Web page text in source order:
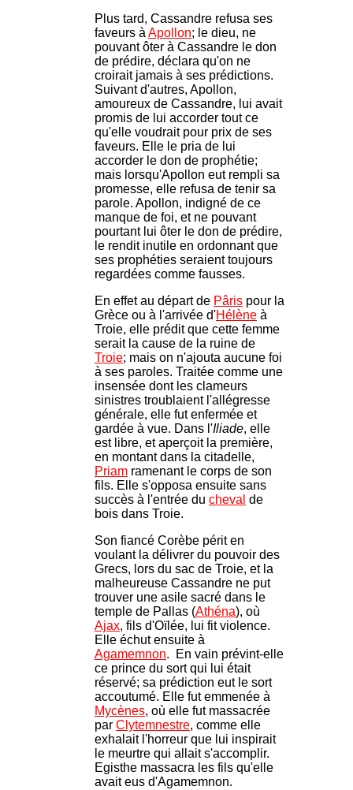
Plus tard, Cassandre refusa ses
faveurs à Apollon; le dieu, ne
pouvant ôter à Cassandre le don
de prédire, déclara qu'on ne
croirait jamais à ses prédictions.
Suivant d'autres, Apollon,
amoureux de Cassandre, lui avait
promis de lui accorder tout ce
qu'elle voudrait pour prix de ses
faveurs. Elle le pria de lui
accorder le don de prophétie;
mais lorsqu'Apollon eut rempli sa
promesse, elle refusa de tenir sa
parole. Apollon, indigné de ce
manque de foi, et ne pouvant
pourtant lui ôter le don de prédire,
le rendit inutile en ordonnant que
ses prophéties seraient toujours
regardées comme fausses.
En effet au départ de Pâris pour la
Grèce ou à l'arrivée d'Hélène à
Troie, elle prédit que cette femme
serait la cause de la ruine de
Troie; mais on n'ajouta aucune foi
à ses paroles. Traitée comme une
insensée dont les clameurs
sinistres troublaient l'allégresse
générale, elle fut enfermée et
gardée à vue. Dans l'Iliade, elle
est libre, et aperçoit la première,
en montant dans la citadelle,
Priam ramenant le corps de son
fils. Elle s'opposa ensuite sans
succès à l'entrée du cheval de
bois dans Troie.
Son fiancé Corèbe périt en
voulant la délivrer du pouvoir des
Grecs, lors du sac de Troie, et la
malheureuse Cassandre ne put
trouver une asile sacré dans le
temple de Pallas (Athéna), où
Ajax, fils d'Oïlée, lui fit violence.
Elle échut ensuite à
Agamemnon. En vain prévint-elle
ce prince du sort qui lui était
réservé; sa prédiction eut le sort
accoutumé. Elle fut emmenée à
Mycènes, où elle fut massacrée
par Clytemnestre, comme elle
exhalait l'horreur que lui inspirait
le meurtre qui allait s'accomplir.
Egisthe massacra les fils qu'elle
avait eus d'Agamemnon.